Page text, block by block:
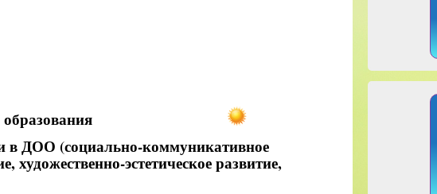
в ДОО (социально-коммуникативное
художественно-эстетическое развитие,